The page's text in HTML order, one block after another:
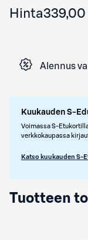
Hinta339,00
Alennus
Kuukauden S-
Voimassa S-
verkkokaupassa
Katso kuukauden S-
Tuotteen